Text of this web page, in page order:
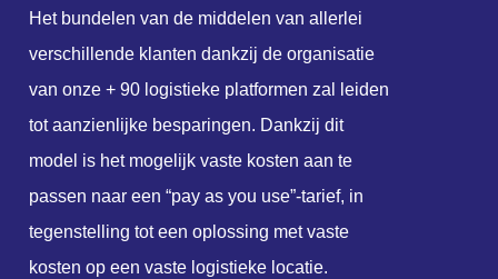
Het bundelen van de middelen van allerlei
verschillende klanten dankzij de organisatie
van onze + 90 logistieke platformen zal leiden
tot aanzienlijke besparingen. Dankzij dit
model is het mogelijk vaste kosten aan te
passen naar een “pay as you use”-tarief, in
tegenstelling tot een oplossing met vaste
kosten op een vaste logistieke locatie.